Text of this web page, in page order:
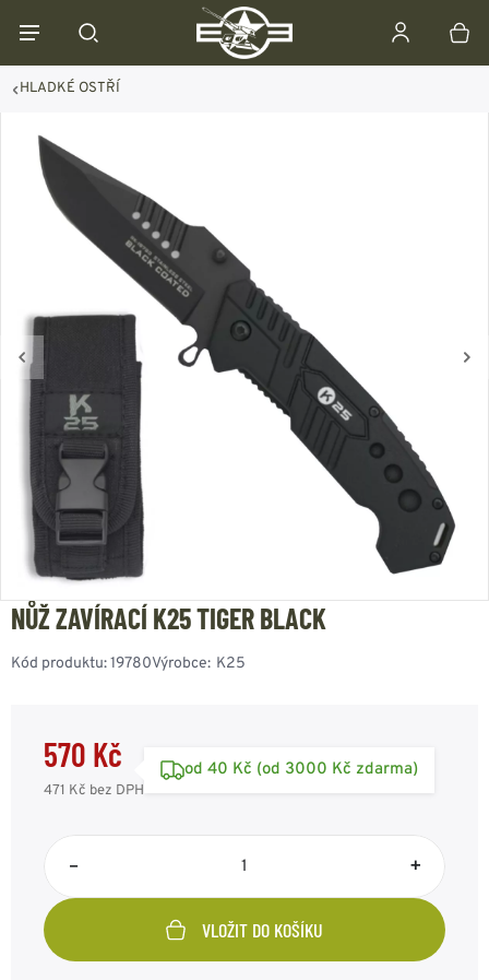
HLADKÉ OSTŘÍ
NŮŽ ZAVÍRACÍ K25 TIGER BLACK
Kód produktu:19780Výrobce: K25
570 Kč
471 Kč bez DPH
od 40 Kč (od 3000 Kč zdarma)
– +
VLOŽIT DO KOŠÍKU